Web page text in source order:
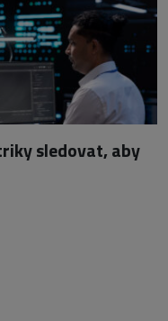
sledovat, aby